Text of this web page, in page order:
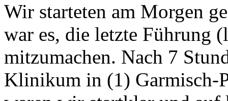
Wir starteten am Morgen
war es, die letzte Führung
mitzumachen. Nach 7
Klinikum in (1) Garmisch-